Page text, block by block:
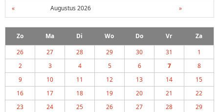
« Augustus 2026 »
Zo Ma Di Wo Do Vr
Za
26
27 28 29 30 31
1
2
3 4 5 6 7
8
9
10 11 12 13 14
15
16
17 18 19 20 21
22
23
24 25 26 27 28
29